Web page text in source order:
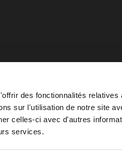
des fonctionnalités relatives
sur l'utilisation de notre site
celles-ci avec d'autres
services.
site au United States?